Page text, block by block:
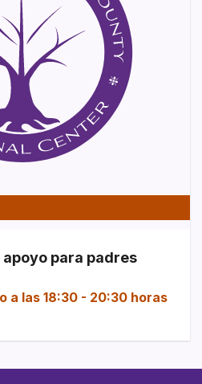
para padres
a las 18:30 - 20:30 horas